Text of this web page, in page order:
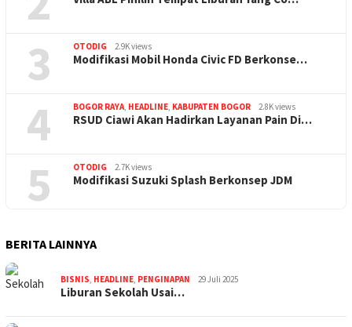
3 OTODIG 2.9K views
Modifikasi Mobil Honda Civic FD Berkonse…
4 BOGOR RAYA, HEADLINE, KABUPATEN BOGOR 2.8K views
RSUD Ciawi Akan Hadirkan Layanan Pain Di…
5 OTODIG 2.7K views
Modifikasi Suzuki Splash Berkonsep JDM
BERITA LAINNYA
BISNIS, HEADLINE, PENGINAPAN 29 Juli 2025
Liburan Sekolah Usai…